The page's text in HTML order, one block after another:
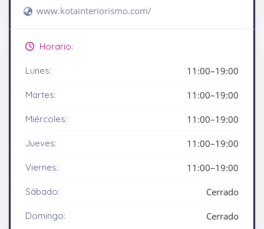
www.kotainteriorismo.com/
Horario:
Lunes: 11:00–19:00
Martes: 11:00–19:00
Miércoles: 11:00–19:00
Jueves: 11:00–19:00
Viernes: 11:00–19:00
Sábado: Cerrado
Domingo: Cerrado